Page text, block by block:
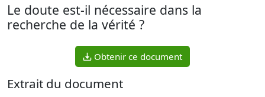
Le doute est-il nécessaire dans la
recherche de la vérité ?
Obtenir ce document
Extrait du document